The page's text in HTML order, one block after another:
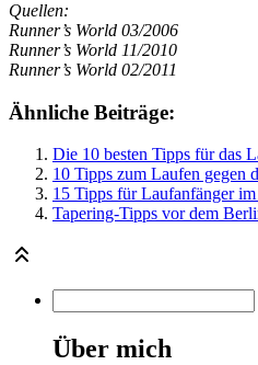
Quellen:
Runner’s World 03/2006
Runner’s World 11/2010
Runner’s World 02/2011
Ähnliche Beiträge:
Die 10 besten Tipps für das
10 Tipps zum Laufen gegen
15 Tipps für Laufanfänger
Tapering-Tipps vor dem
Über mich